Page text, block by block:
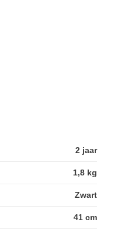
2 jaar
1,8 kg
Zwart
41 cm